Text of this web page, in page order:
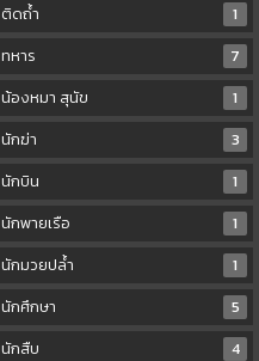
ติดถ้ำ
1
ทหาร
7
น้องหมา สุนัข
1
นักฆ่า
3
นักบิน
1
นักพายเรือ
1
นักมวยปล้ำ
1
นักศึกษา
5
นักสืบ
4